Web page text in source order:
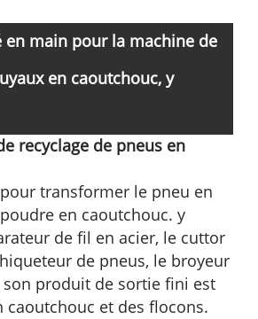
en main pour la machine de
en caoutchouc, y
recyclage de pneus en
transformer le pneu en
en caoutchouc. y
de fil en acier, le cuttor
de pneus, le broyeur
son produit de sortie fini est
caoutchouc et des flocons.